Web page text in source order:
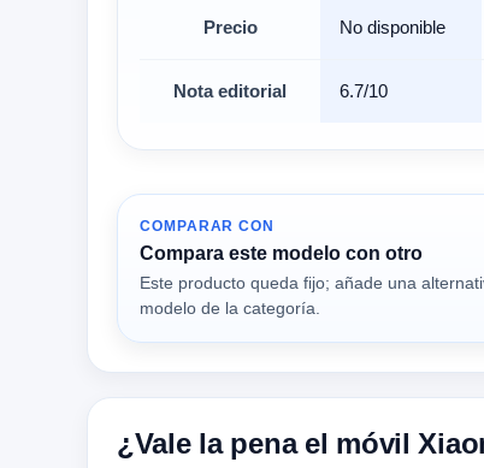
Precio No disponible
Nota editorial 6.7/10
COMPARAR CON
Compara este modelo con otro
Este producto queda fijo; añade una
modelo de la categoría.
¿Vale la pena el móvil